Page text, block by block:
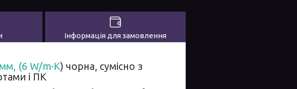
Інформація для замовлення
(6 W/m·K) чорна, сумісно з
і ПК